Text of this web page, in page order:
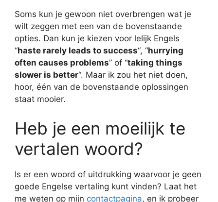
Soms kun je gewoon niet overbrengen wat je
wilt zeggen met een van de bovenstaande
opties. Dan kun je kiezen voor lelijk Engels
“haste rarely leads to success“, “hurrying
often causes problems” of “taking things
slower is better“. Maar ik zou het niet doen,
hoor, één van de bovenstaande oplossingen
staat mooier.
Heb je een moeilijk te
vertalen woord?
Is er een woord of uitdrukking waarvoor je geen
goede Engelse vertaling kunt vinden? Laat het
me weten op mijn contactpagina, en ik probeer